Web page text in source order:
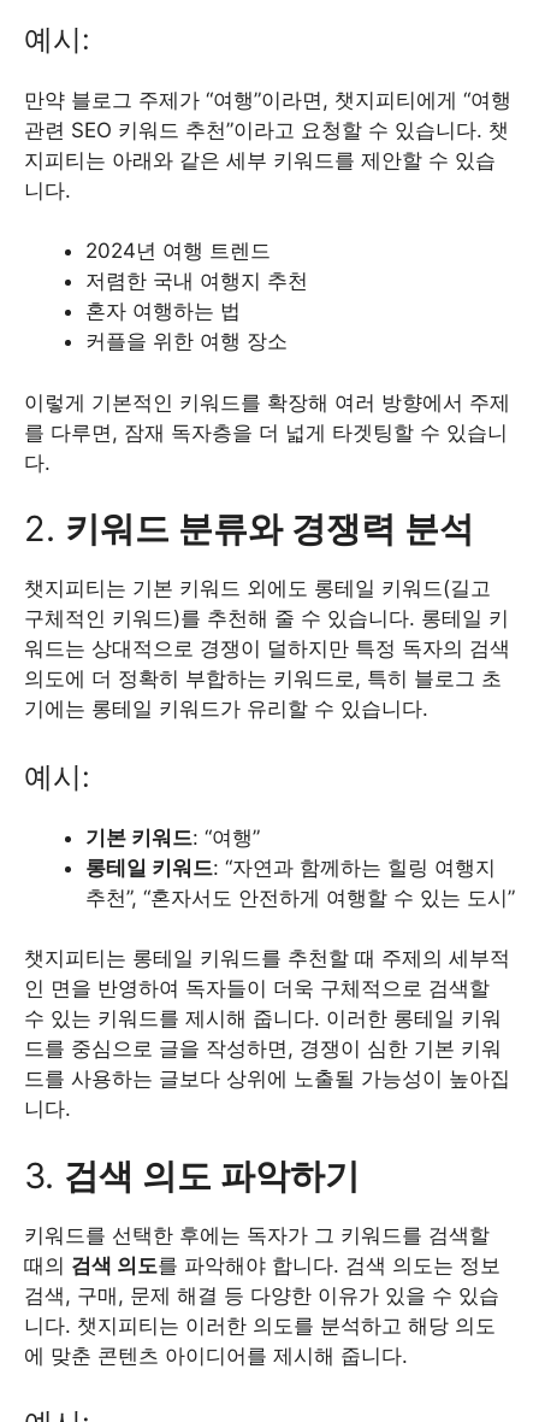
예시:
만약 블로그 주제가 “여행”이라면, 챗지피티에게 “여행
관련 SEO 키워드 추천”이라고 요청할 수 있습니다. 챗
지피티는 아래와 같은 세부 키워드를 제안할 수 있습
니다.
2024년 여행 트렌드
저렴한 국내 여행지 추천
혼자 여행하는 법
커플을 위한 여행 장소
이렇게 기본적인 키워드를 확장해 여러 방향에서 주제
를 다루면, 잠재 독자층을 더 넓게 타겟팅할 수 있습니
다.
2. 키워드 분류와 경쟁력 분석
챗지피티는 기본 키워드 외에도 롱테일 키워드(길고
구체적인 키워드)를 추천해 줄 수 있습니다. 롱테일 키
워드는 상대적으로 경쟁이 덜하지만 특정 독자의 검색
의도에 더 정확히 부합하는 키워드로, 특히 블로그 초
기에는 롱테일 키워드가 유리할 수 있습니다.
예시:
기본 키워드: “여행”
롱테일 키워드: “자연과 함께하는 힐링 여행지
추천”, “혼자서도 안전하게 여행할 수 있는 도시”
챗지피티는 롱테일 키워드를 추천할 때 주제의 세부적
인 면을 반영하여 독자들이 더욱 구체적으로 검색할
수 있는 키워드를 제시해 줍니다. 이러한 롱테일 키워
드를 중심으로 글을 작성하면, 경쟁이 심한 기본 키워
드를 사용하는 글보다 상위에 노출될 가능성이 높아집
니다.
3. 검색 의도 파악하기
키워드를 선택한 후에는 독자가 그 키워드를 검색할
때의 검색 의도를 파악해야 합니다. 검색 의도는 정보
검색, 구매, 문제 해결 등 다양한 이유가 있을 수 있습
니다. 챗지피티는 이러한 의도를 분석하고 해당 의도
에 맞춘 콘텐츠 아이디어를 제시해 줍니다.